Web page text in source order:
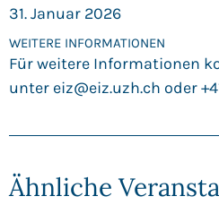
31. Januar 2026
WEITERE INFORMATIONEN
Für weitere Informationen
unter eiz@eiz.uzh.ch oder
Ähnliche